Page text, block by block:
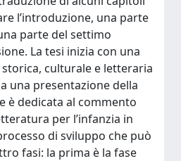
l’introduzione, una parte
parte del settimo
La tesi inizia con una
culturale e letteraria
una presentazione della
è dedicata al commento
per l’infanzia in
di sviluppo che può
fasi: la prima è la fase